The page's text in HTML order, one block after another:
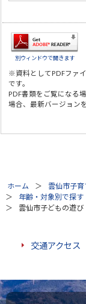
別ウィンドウで開きます
※資料としてPDFファ
です。
PDF書類をご覧になる
場合、最新バージョン
ホーム 雲仙市子
年齢・対象別で探す
雲仙市子どもの遊
交通アクセス